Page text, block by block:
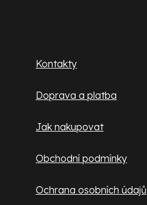
Kontakty
Doprava a platba
Jak nakupovat
Obchodní podmínky
Ochrana osobních údajů